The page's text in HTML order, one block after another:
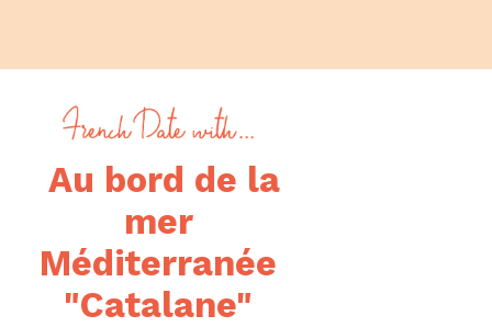
Au bord de la
mer
Méditerranée
"Catalane"